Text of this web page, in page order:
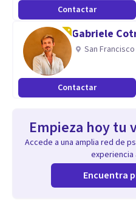
Contactar
Gabriele
San Francisco
Contactar
Empieza hoy tu
Accede a una amplia red de
experiencia
Encuentra